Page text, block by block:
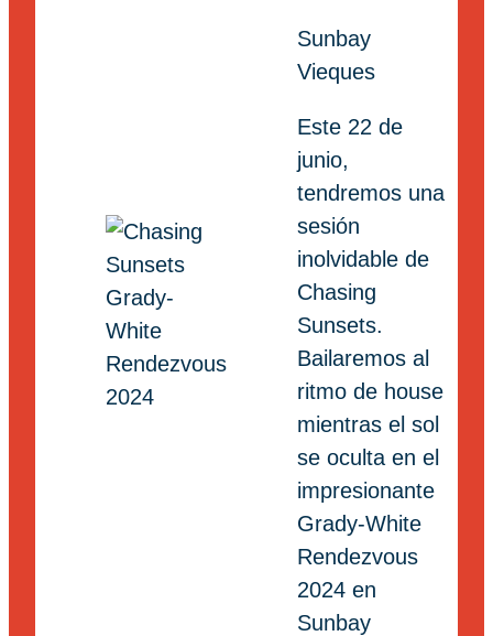
Sunbay
Vieques
Este 22 de
junio,
tendremos una
sesión
inolvidable de
Chasing
Sunsets.
Bailaremos al
ritmo de house
mientras el sol
se oculta en el
impresionante
Grady-White
Rendezvous
2024 en
Sunbay